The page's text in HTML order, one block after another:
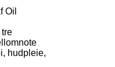
Oil
tre
hudpleie,